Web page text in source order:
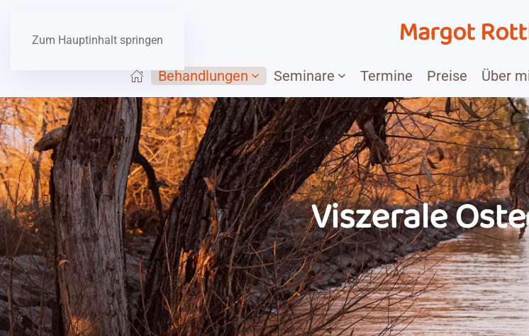
Zum Hauptinhalt springen Margot
Behandlungen Seminare Termine Preise Über
Viszerale